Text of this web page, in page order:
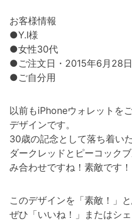
お客様情報
●Y.I様
●女性30代
●ご注文日・2015年6月28日
●ご自分用
以前もiPhoneウォレットを
デザインです。
30歳の記念として落ち着い
ダークレッドとピーコック
み合わせですね！素敵です！
このデザインを「素敵！」
ぜひ「いいね！」またはシェ